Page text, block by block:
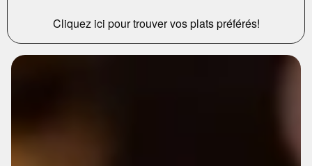
Cliquez ici pour trouver vos plats préférés!